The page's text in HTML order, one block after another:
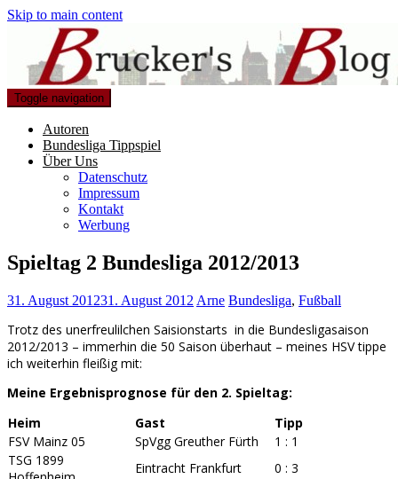
Skip to main content
Toggle navigation
Autoren
Bundesliga Tippspiel
Über Uns
Datenschutz
Impressum
Kontakt
Werbung
Spieltag 2 Bundesliga 2012/2013
31. August 201231. August 2012 Arne Bundesliga, Fußball
Trotz des unerfreulilchen Saisionstarts in die Bundesligasaison
2012/2013 – immerhin die 50 Saison überhaut – meines HSV tippe
ich weiterhin fleißig mit:
Meine Ergebnisprognose für den 2. Spieltag:
Heim
Gast
Tipp
FSV Mainz 05
SpVgg Greuther Fürth
1 : 1
TSG 1899
Eintracht Frankfurt
0 : 3